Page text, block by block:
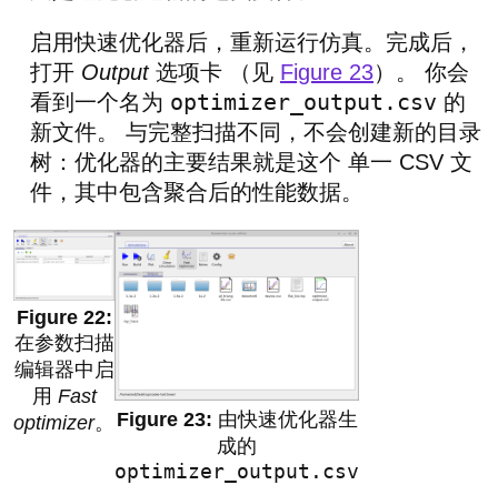
启用快速优化器后，重新运行仿真。完成后，
打开 Output选项卡 （见 Figure 23）。 你会
看到一个名为 optimizer_output.csv 的
新文件。 与完整扫描不同，不会创建新的目录
树：优化器的主要结果就是这个 单一 CSV 文
件，其中包含聚合后的性能数据。
在参数扫描
编辑器中启
用 Fast
optimizer。
由快速优化器生
成的
optimizer_output.csv